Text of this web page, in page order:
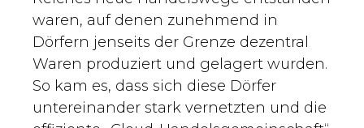
waren, auf denen zunehmend in
Dörfern jenseits der Grenze dezentral
Waren produziert und gelagert wurden.
So kam es, dass sich diese Dörfer
untereinander stark vernetzten und die